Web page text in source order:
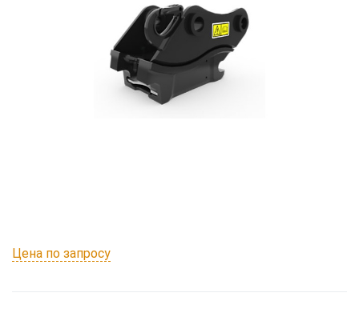
Цена по запросу